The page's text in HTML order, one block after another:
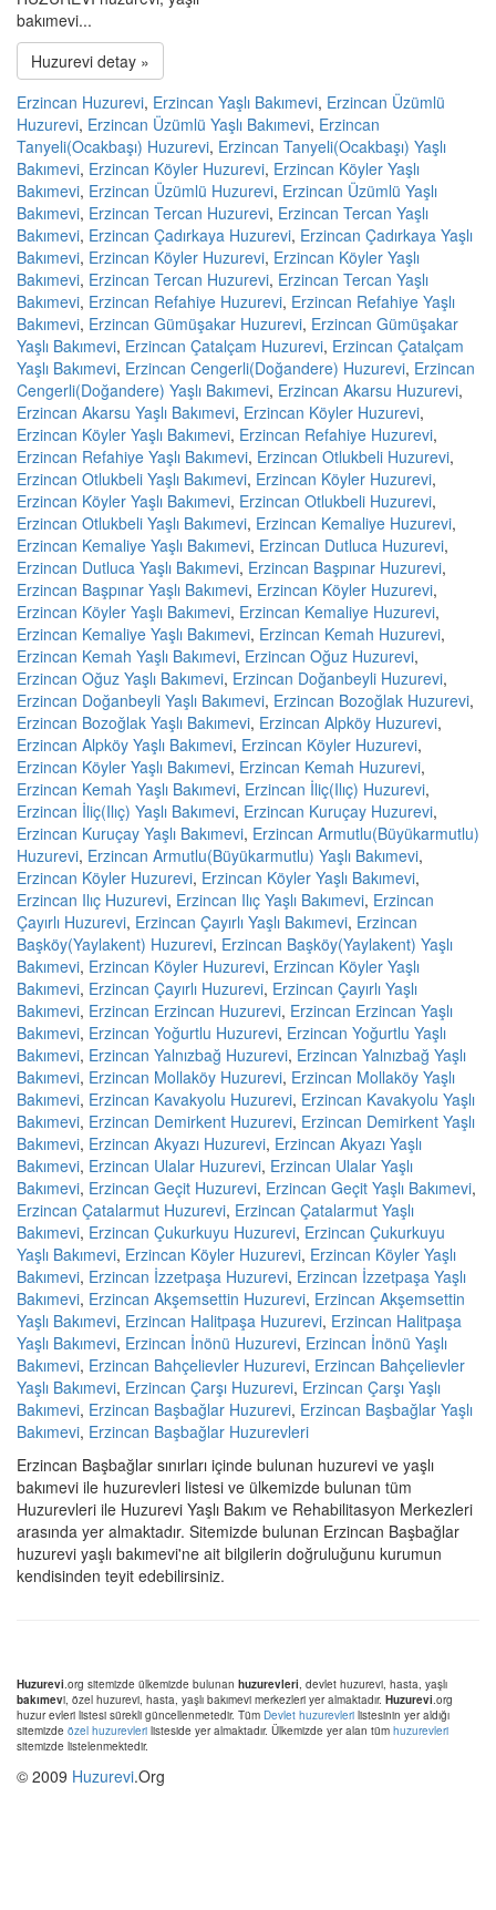
bakımevi...
Huzurevi detay »
Erzincan Huzurevi, Erzincan Yaşlı Bakımevi, Erzincan Üzümlü
Huzurevi, Erzincan Üzümlü Yaşlı Bakımevi, Erzincan
Tanyeli(Ocakbaşı) Huzurevi, Erzincan Tanyeli(Ocakbaşı) Yaşlı
Bakımevi, Erzincan Köyler Huzurevi, Erzincan Köyler Yaşlı
Bakımevi, Erzincan Üzümlü Huzurevi, Erzincan Üzümlü Yaşlı
Bakımevi, Erzincan Tercan Huzurevi, Erzincan Tercan Yaşlı
Bakımevi, Erzincan Çadırkaya Huzurevi, Erzincan Çadırkaya Yaşlı
Bakımevi, Erzincan Köyler Huzurevi, Erzincan Köyler Yaşlı
Bakımevi, Erzincan Tercan Huzurevi, Erzincan Tercan Yaşlı
Bakımevi, Erzincan Refahiye Huzurevi, Erzincan Refahiye Yaşlı
Bakımevi, Erzincan Gümüşakar Huzurevi, Erzincan Gümüşakar
Yaşlı Bakımevi, Erzincan Çatalçam Huzurevi, Erzincan Çatalçam
Yaşlı Bakımevi, Erzincan Cengerli(Doğandere) Huzurevi, Erzincan
Cengerli(Doğandere) Yaşlı Bakımevi, Erzincan Akarsu Huzurevi,
Erzincan Akarsu Yaşlı Bakımevi, Erzincan Köyler Huzurevi,
Erzincan Köyler Yaşlı Bakımevi, Erzincan Refahiye Huzurevi,
Erzincan Refahiye Yaşlı Bakımevi, Erzincan Otlukbeli Huzurevi,
Erzincan Otlukbeli Yaşlı Bakımevi, Erzincan Köyler Huzurevi,
Erzincan Köyler Yaşlı Bakımevi, Erzincan Otlukbeli Huzurevi,
Erzincan Otlukbeli Yaşlı Bakımevi, Erzincan Kemaliye Huzurevi,
Erzincan Kemaliye Yaşlı Bakımevi, Erzincan Dutluca Huzurevi,
Erzincan Dutluca Yaşlı Bakımevi, Erzincan Başpınar Huzurevi,
Erzincan Başpınar Yaşlı Bakımevi, Erzincan Köyler Huzurevi,
Erzincan Köyler Yaşlı Bakımevi, Erzincan Kemaliye Huzurevi,
Erzincan Kemaliye Yaşlı Bakımevi, Erzincan Kemah Huzurevi,
Erzincan Kemah Yaşlı Bakımevi, Erzincan Oğuz Huzurevi,
Erzincan Oğuz Yaşlı Bakımevi, Erzincan Doğanbeyli Huzurevi,
Erzincan Doğanbeyli Yaşlı Bakımevi, Erzincan Bozoğlak Huzurevi,
Erzincan Bozoğlak Yaşlı Bakımevi, Erzincan Alpköy Huzurevi,
Erzincan Alpköy Yaşlı Bakımevi, Erzincan Köyler Huzurevi,
Erzincan Köyler Yaşlı Bakımevi, Erzincan Kemah Huzurevi,
Erzincan Kemah Yaşlı Bakımevi, Erzincan İliç(Ilıç) Huzurevi,
Erzincan İliç(Ilıç) Yaşlı Bakımevi, Erzincan Kuruçay Huzurevi,
Erzincan Kuruçay Yaşlı Bakımevi, Erzincan Armutlu(Büyükarmutlu)
Huzurevi, Erzincan Armutlu(Büyükarmutlu) Yaşlı Bakımevi,
Erzincan Köyler Huzurevi, Erzincan Köyler Yaşlı Bakımevi,
Erzincan Ilıç Huzurevi, Erzincan Ilıç Yaşlı Bakımevi, Erzincan
Çayırlı Huzurevi, Erzincan Çayırlı Yaşlı Bakımevi, Erzincan
Başköy(Yaylakent) Huzurevi, Erzincan Başköy(Yaylakent) Yaşlı
Bakımevi, Erzincan Köyler Huzurevi, Erzincan Köyler Yaşlı
Bakımevi, Erzincan Çayırlı Huzurevi, Erzincan Çayırlı Yaşlı
Bakımevi, Erzincan Erzincan Huzurevi, Erzincan Erzincan Yaşlı
Bakımevi, Erzincan Yoğurtlu Huzurevi, Erzincan Yoğurtlu Yaşlı
Bakımevi, Erzincan Yalnızbağ Huzurevi, Erzincan Yalnızbağ Yaşlı
Bakımevi, Erzincan Mollaköy Huzurevi, Erzincan Mollaköy Yaşlı
Bakımevi, Erzincan Kavakyolu Huzurevi, Erzincan Kavakyolu Yaşlı
Bakımevi, Erzincan Demirkent Huzurevi, Erzincan Demirkent Yaşlı
Bakımevi, Erzincan Akyazı Huzurevi, Erzincan Akyazı Yaşlı
Bakımevi, Erzincan Ulalar Huzurevi, Erzincan Ulalar Yaşlı
Bakımevi, Erzincan Geçit Huzurevi, Erzincan Geçit Yaşlı Bakımevi,
Erzincan Çatalarmut Huzurevi, Erzincan Çatalarmut Yaşlı
Bakımevi, Erzincan Çukurkuyu Huzurevi, Erzincan Çukurkuyu
Yaşlı Bakımevi, Erzincan Köyler Huzurevi, Erzincan Köyler Yaşlı
Bakımevi, Erzincan İzzetpaşa Huzurevi, Erzincan İzzetpaşa Yaşlı
Bakımevi, Erzincan Akşemsettin Huzurevi, Erzincan Akşemsettin
Yaşlı Bakımevi, Erzincan Halitpaşa Huzurevi, Erzincan Halitpaşa
Yaşlı Bakımevi, Erzincan İnönü Huzurevi, Erzincan İnönü Yaşlı
Bakımevi, Erzincan Bahçelievler Huzurevi, Erzincan Bahçelievler
Yaşlı Bakımevi, Erzincan Çarşı Huzurevi, Erzincan Çarşı Yaşlı
Bakımevi, Erzincan Başbağlar Huzurevi, Erzincan Başbağlar Yaşlı
Bakımevi, Erzincan Başbağlar Huzurevleri
Erzincan Başbağlar sınırları içinde bulunan huzurevi ve yaşlı
bakımevi ile huzurevleri listesi ve ülkemizde bulunan tüm
Huzurevleri ile Huzurevi Yaşlı Bakım ve Rehabilitasyon Merkezleri
arasında yer almaktadır. Sitemizde bulunan Erzincan Başbağlar
huzurevi yaşlı bakımevi'ne ait bilgilerin doğruluğunu kurumun
kendisinden teyit edebilirsiniz.
Huzurevi.org sitemizde ülkemizde bulunan huzurevleri, devlet huzurevi, hasta, yaşlı
bakımevi, özel huzurevi, hasta, yaşlı bakımevi merkezleri yer almaktadır. Huzurevi.org
huzur evleri listesi sürekli güncellenmetedir. Tüm Devlet huzurevleri listesinin yer aldığı
sitemizde özel huzurevleri listeside yer almaktadır. Ülkemizde yer alan tüm huzurevleri
sitemizde listelenmektedir.
© 2009 Huzurevi.Org